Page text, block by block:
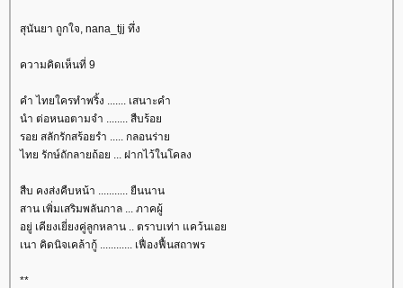
สุนันยา ถูกใจ, nana_tjj ทึ่ง
ความคิดเห็นที่ 9
คำ ไทยใครทำพริ้ง ....... เสนาะคำ
นำ ต่อหนอตามจำ ........ สืบร้อ
รอย สลักรักสร้อยรำ ..... กลอนร่า
ไทย รักษ์ถักลายถ้อย ... ฝากไว้ในโคลง
สืบ คงส่งคืบหน้า ........... ยืนนาน
สาน เพิ่มเสริมพลันกาล ... ภาคผู้
อยู่ เคียงเยี่ยงคู่ลูกหลาน .. ตราบเท่า แคว้นเอ
เนา คิดนิจเคล้ากู้ ............ เฟื่องฟื้นสถาพร
**